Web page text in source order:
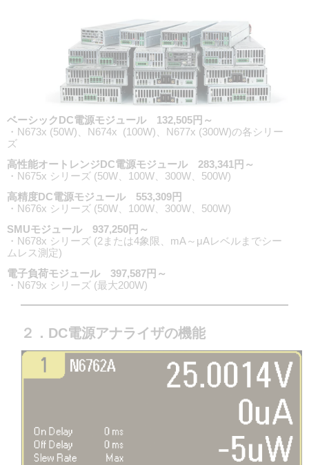
ベーシックDC電源モジュール 132,505円～
・N673x (50W)、N674x (100W)、N677x (300W)の各シリー
ズ
高性能オートレンジDC電源モジュール 283,341円～
・N675x シリーズ (50W、100W、300W、500W)
高精度DC電源モジュール 553,309円
・N676x シリーズ (50W、100W、300W、500W)
SMUモジュール 937,250円～
・N678x シリーズ (2または4象限、mA～μAレベルまでシー
ムレス測定)
電子負荷モジュール 397,587円～
・N679x シリーズ (最大200W)
２．DC電源アナライザの機能